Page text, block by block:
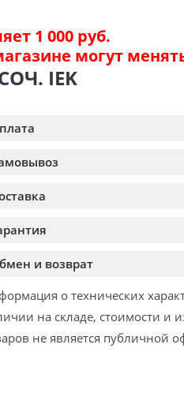
1 000 руб.
могут
IEK
и возврат
о технических
на складе, стоимости и
не является публичной